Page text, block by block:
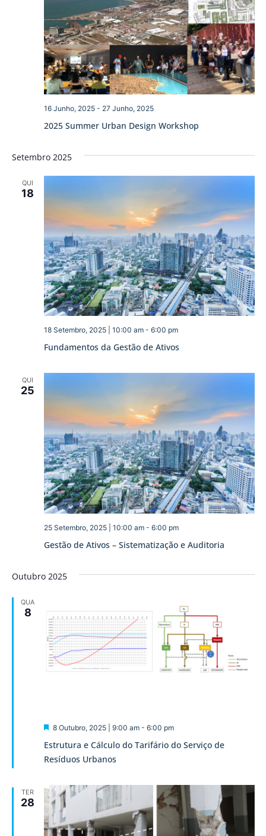
2025 Summer Urban Design Workshop
16 Junho, 2025- 27 Junho, 2025
Setembro 2025
QUI
18
Fundamentos da Gestão de Ativos
18 Setembro, 2025 | 10:00 am- 6:00 pm
QUI
25
Gestão de Ativos – Sistematização e Auditoria
25 Setembro, 2025 | 10:00 am- 6:00 pm
Outubro 2025
QUA
8
Estrutura e Cálculo do Tarifário do Serviço de
Resíduos Urbanos
Destaque
8 Outubro, 2025 | 9:00 am- 6:00 pm
TER
28